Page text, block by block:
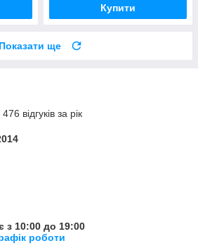
Купити
Показати ще
відгуків за рік
з 10:00 до 19:00
роботи